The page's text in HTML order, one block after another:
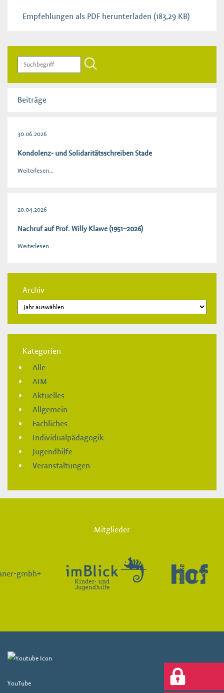
Empfehlungen als PDF herunterladen (183,29 KB)
Beiträge
30.06.2026
Kondolenz- und Solidaritätsschreiben Stade
Weiterlesen...
20.04.2026
Nachruf auf Prof. Willy Klawe (1951–2026)
Weiterlesen...
Archiv
Kategorien
Alle
AIM
Aktuelles
Allgemein
Fachliches
Individualpädagogik
Jugendhilfe
Veranstaltungen
Mitglieder
YouTube